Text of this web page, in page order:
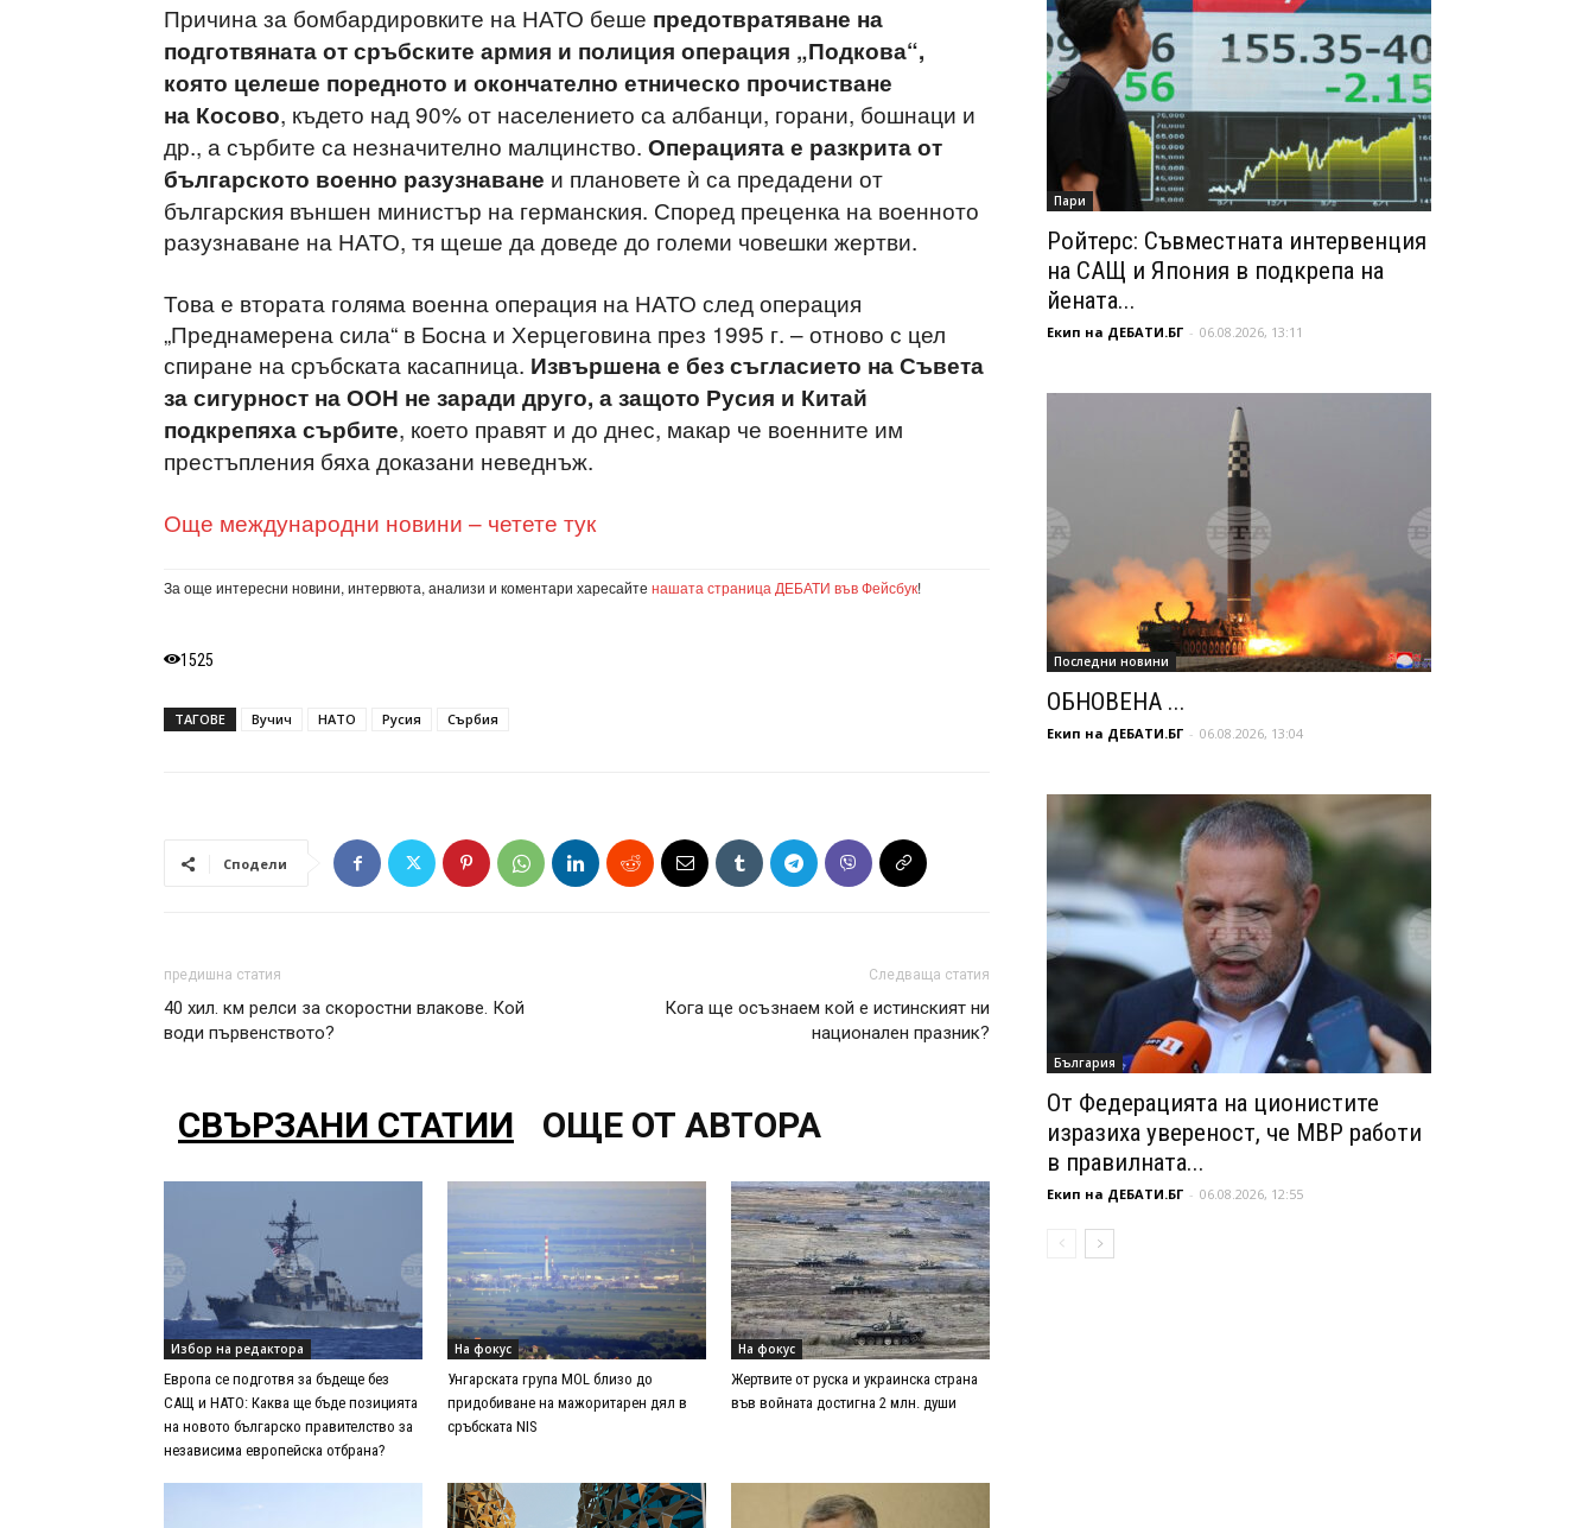
Причина за бомбардировките на НАТО беше предотвратяване на
подготвяната от сръбските армия и полиция операция „Подкова“,
която целеше поредното и окончателно етническо прочистване
на Косово, където над 90% от населението са албанци, горани, бошнаци и
др., а сърбите са незначително малцинство. Операцията е разкрита от
българското военно разузнаване и плановете ѝ са предадени от
българския външен министър на германския. Според преценка на военното
разузнаване на НАТО, тя щеше да доведе до големи човешки жертви.
Това е втората голяма военна операция на НАТО след операция
„Преднамерена сила“ в Босна и Херцеговина през 1995 г. – отново с цел
спиране на сръбската касапница. Извършена е без съгласието на Съвета
за сигурност на ООН не заради друго, а защото Русия и Китай
подкрепяха сърбите, което правят и до днес, макар че военните им
престъпления бяха доказани неведнъж.
Още международни новини – четете тук
За още интересни новини, интервюта, анализи и коментари харесайте нашата страница ДЕБАТИ във Фейсбук!
1525
ТАГОВЕ Вучич НАТО Русия Сърбия
Сподели
предишна статия
40 хил. км релси за скоростни влакове. Кой
води първенството?
Следваща статия
Кога ще осъзнаем кой е истинският ни
национален празник?
СВЪРЗАНИ СТАТИИ ОЩЕ ОТ АВТОРА
Избор на редактора
Европа се подготвя за бъдеще без
САЩ и НАТО: Каква ще бъде позицията
на новото българско правителство за
независима европейска отбрана?
На фокус
Унгарската група MOL близо до
придобиване на мажоритарен дял в
сръбската NIS
На фокус
Жертвите от руска и украинска страна
във войната достигна 2 млн. души
Пари
Ройтерс: Съвместната интервенция
на САЩ и Япония в подкрепа на
йената...
Екип на ДЕБАТИ.БГ - 06.08.2026, 13:11
Последни новини
ОБНОВЕНА ...
Екип на ДЕБАТИ.БГ - 06.08.2026, 13:04
България
От Федерацията на ционистите
изразиха увереност, че МВР работи
в правилната...
Екип на ДЕБАТИ.БГ - 06.08.2026, 12:55